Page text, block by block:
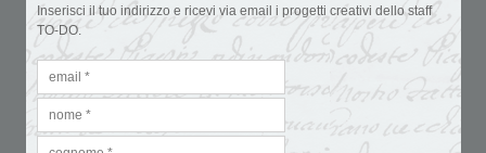
Inserisci il tuo indirizzo e ricevi via email i progetti creativi dello staff
TO-DO.